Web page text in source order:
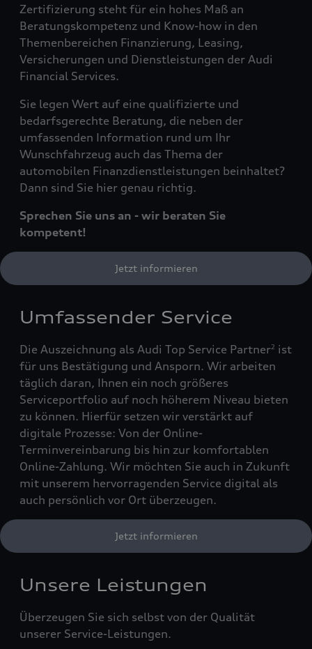
Zertifizierung steht für ein hohes Maß an
Beratungskompetenz und Know-how in den
Themenbereichen Finanzierung, Leasing,
Versicherungen und Dienstleistungen der Audi
Financial Services.
Sie legen Wert auf eine qualifizierte und
bedarfsgerechte Beratung, die neben der
umfassenden Information rund um Ihr
Wunschfahrzeug auch das Thema der
automobilen Finanzdienstleistungen beinhaltet?
Dann sind Sie hier genau richtig.
Sprechen Sie uns an - wir beraten Sie
kompetent!
Jetzt informieren
Umfassender Service
Die Auszeichnung als Audi Top Service Partner2 ist
für uns Bestätigung und Ansporn. Wir arbeiten
täglich daran, Ihnen ein noch größeres
Serviceportfolio auf noch höherem Niveau bieten
zu können. Hierfür setzen wir verstärkt auf
digitale Prozesse: Von der Online-
Terminvereinbarung bis hin zur komfortablen
Online-Zahlung. Wir möchten Sie auch in Zukunft
mit unserem hervorragenden Service digital als
auch persönlich vor Ort überzeugen.
Jetzt informieren
Unsere Leistungen
Überzeugen Sie sich selbst von der Qualität
unserer Service-Leistungen.